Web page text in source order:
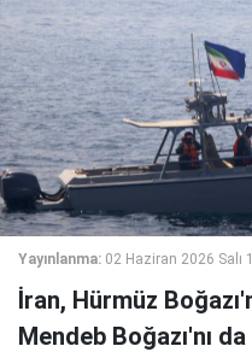
Yayınlanma: 02 Haziran 2026 Salı
İran, Hürmüz
Mendeb Boğazı'nı